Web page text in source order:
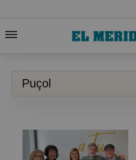
Puçol